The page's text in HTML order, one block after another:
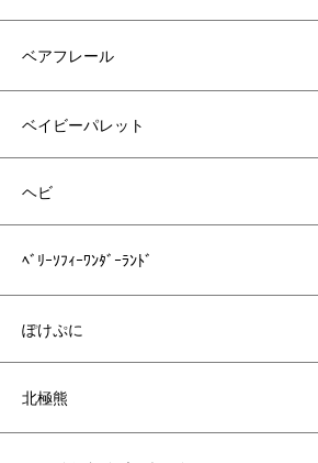
ベアフレール
ベイビーパレット
ヘビ
ﾍﾞﾘｰｿﾌｨｰﾜﾝﾀﾞｰﾗﾝﾄﾞ
ぽけぷに
北極熊